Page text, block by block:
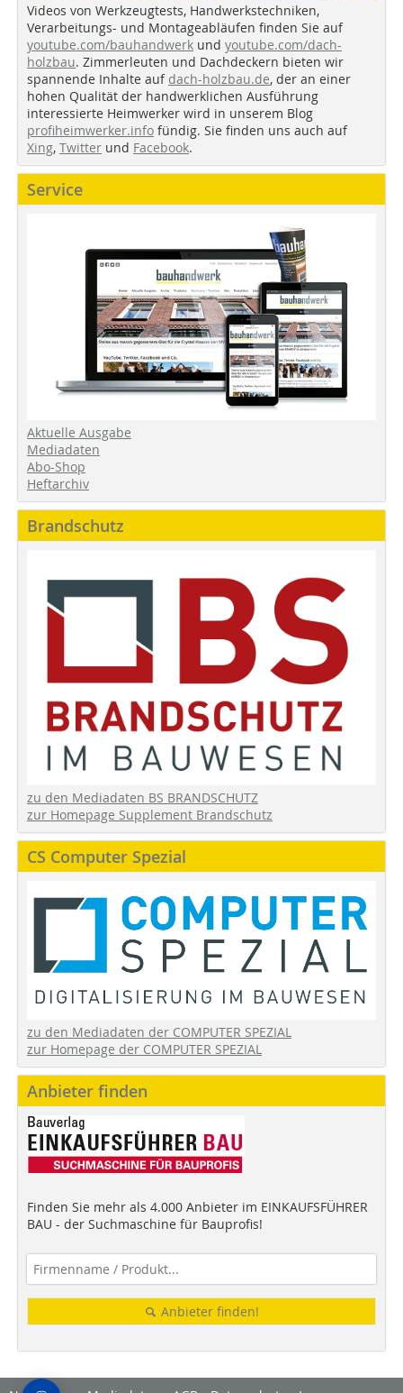
Videos von Werkzeugtests, Handwerkstechniken,
Verarbeitungs- und Montageabläufen finden Sie auf
youtube.com/bauhandwerk und youtube.com/dach-
holzbau. Zimmerleuten und Dachdeckern bieten wir
spannende Inhalte auf dach-holzbau.de, der an einer
hohen Qualität der handwerklichen Ausführung
interessierte Heimwerker wird in unserem Blog
profiheimwerker.info fündig. Sie finden uns auch auf
Xing, Twitter und Facebook.
Service
Aktuelle Ausgabe
Mediadaten
Abo-Shop
Heftarchiv
Brandschutz
zu den Mediadaten BS BRANDSCHUTZ
zur Homepage Supplement Brandschutz
CS Computer Spezial
zu den Mediadaten der COMPUTER SPEZIAL
zur Homepage der COMPUTER SPEZIAL
Anbieter finden
Finden Sie mehr als 4.000 Anbieter im EINKAUFSFÜHRER
BAU - der Suchmaschine für Bauprofis!
Anbieter finden!